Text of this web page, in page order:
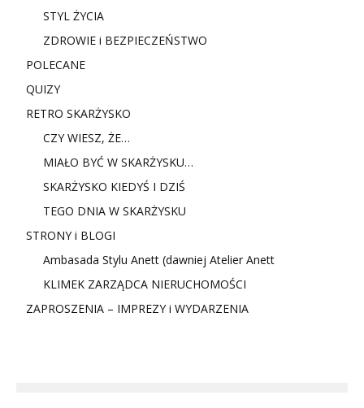
STYL ŻYCIA
ZDROWIE i BEZPIECZEŃSTWO
POLECANE
QUIZY
RETRO SKARŻYSKO
CZY WIESZ, ŻE…
MIAŁO BYĆ W SKARŻYSKU…
SKARŻYSKO KIEDYŚ I DZIŚ
TEGO DNIA W SKARŻYSKU
STRONY i BLOGI
Ambasada Stylu Anett (dawniej Atelier Anett
KLIMEK ZARZĄDCA NIERUCHOMOŚCI
ZAPROSZENIA – IMPREZY i WYDARZENIA